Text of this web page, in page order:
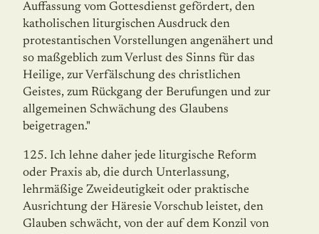
Auffassung vom Gottesdienst gefördert, den
katholischen liturgischen Ausdruck den
protestantischen Vorstellungen angenähert und
so maßgeb­lich zum Verlust des Sinns für das
Heilige, zur Verfälschung des christlichen
Geistes, zum Rückgang der Berufungen und zur
allgemeinen Schwächung des Glaubens
beigetragen."
125. Ich lehne daher jede liturgische Reform
oder Praxis ab, die durch Unterlassung,
lehrmäßige Zweideutigkeit oder praktische
Ausrichtung der Häresie Vorschub leistet, den
Glauben schwächt, von der auf dem Konzil von